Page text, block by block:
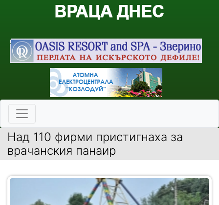
Над 110 фирми пристигнаха за
врачанския панаир